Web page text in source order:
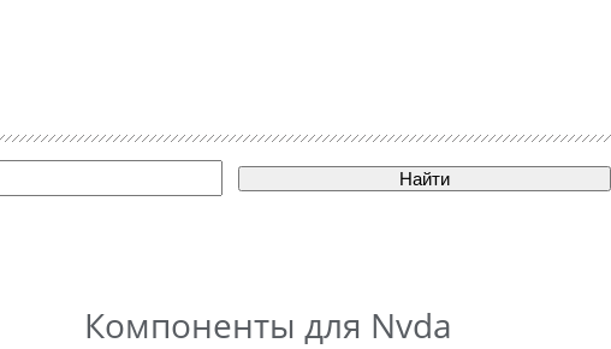
Найти
Компоненты для Nvda